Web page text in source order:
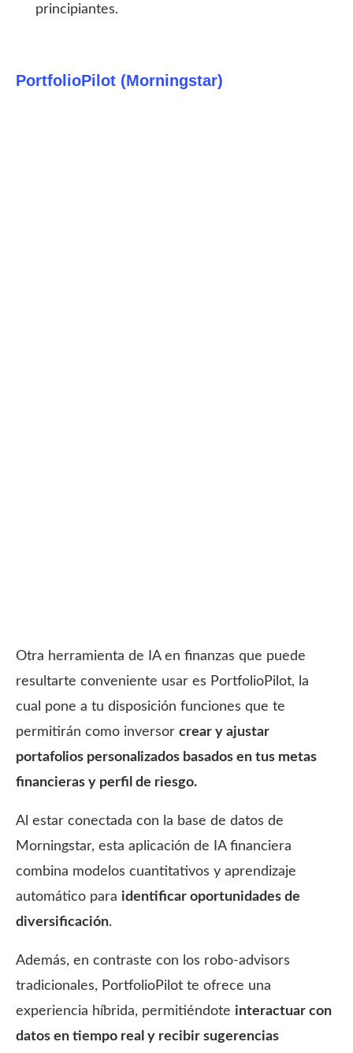
principiantes.
PortfolioPilot (Morningstar)
Otra herramienta de IA en finanzas que puede
resultarte conveniente usar es PortfolioPilot, la
cual pone a tu disposición funciones que te
permitirán como inversor crear y ajustar
portafolios personalizados basados en tus metas
financieras y perfil de riesgo.
Al estar conectada con la base de datos de
Morningstar, esta aplicación de IA financiera
combina modelos cuantitativos y aprendizaje
automático para identificar oportunidades de
diversificación.
Además, en contraste con los robo-advisors
tradicionales, PortfolioPilot te ofrece una
experiencia híbrida, permitiéndote interactuar con
datos en tiempo real y recibir sugerencias